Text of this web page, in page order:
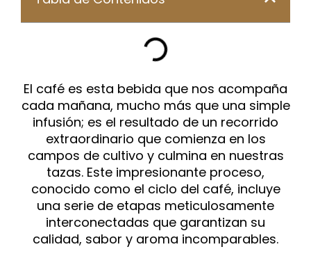
El café es esta bebida que nos acompaña
cada mañana, mucho más que una simple
infusión; es el resultado de un recorrido
extraordinario que comienza en los
campos de cultivo y culmina en nuestras
tazas. Este impresionante proceso,
conocido como el ciclo del café, incluye
una serie de etapas meticulosamente
interconectadas que garantizan su
calidad, sabor y aroma incomparables.